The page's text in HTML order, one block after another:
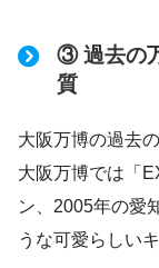
③ 過去の
質
大阪万博の過去
大阪万博では「
ン、2005年の愛
うな可愛らしい